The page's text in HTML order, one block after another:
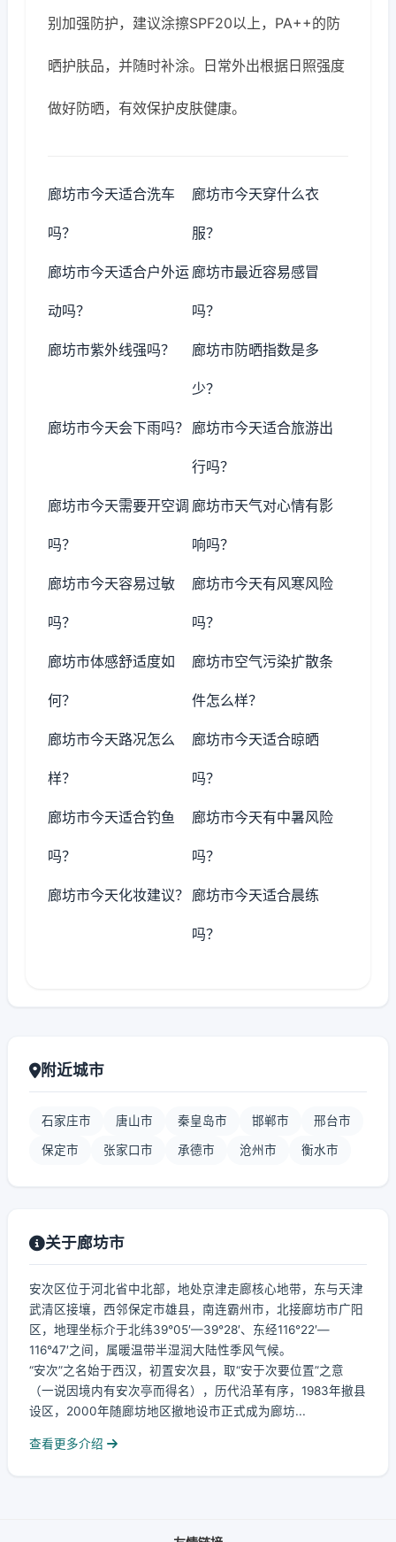
别加强防护，建议涂擦SPF20以上，PA++的防
晒护肤品，并随时补涂。日常外出根据日照强度
做好防晒，有效保护皮肤健康。
廊坊市今天适合洗车
吗？
廊坊市今天穿什么衣
服？
廊坊市今天适合户外运
动吗？
廊坊市最近容易感冒
吗？
廊坊市紫外线强吗？ 廊坊市防晒指数是多
少？
廊坊市今天会下雨吗？ 廊坊市今天适合旅游出
行吗？
廊坊市今天需要开空调
吗？
廊坊市天气对心情有影
响吗？
廊坊市今天容易过敏
吗？
廊坊市今天有风寒风险
吗？
廊坊市体感舒适度如
何？
廊坊市空气污染扩散条
件怎么样？
廊坊市今天路况怎么
样？
廊坊市今天适合晾晒
吗？
廊坊市今天适合钓鱼
吗？
廊坊市今天有中暑风险
吗？
廊坊市今天化妆建议？ 廊坊市今天适合晨练
吗？
附近城市
石家庄市 唐山市 秦皇岛市 邯郸市 邢台市
保定市 张家口市 承德市 沧州市 衡水市
关于廊坊市
安次区位于河北省中北部，地处京津走廊核心地带，东与天津
武清区接壤，西邻保定市雄县，南连霸州市，北接廊坊市广阳
区，地理坐标介于北纬39°05′—39°28′、东经116°22′—
116°47′之间，属暖温带半湿润大陆性季风气候。
“安次”之名始于西汉，初置安次县，取“安于次要位置”之意
（一说因境内有安次亭而得名），历代沿革有序，1983年撤县
设区，2000年随廊坊地区撤地设市正式成为廊坊...
查看更多介绍